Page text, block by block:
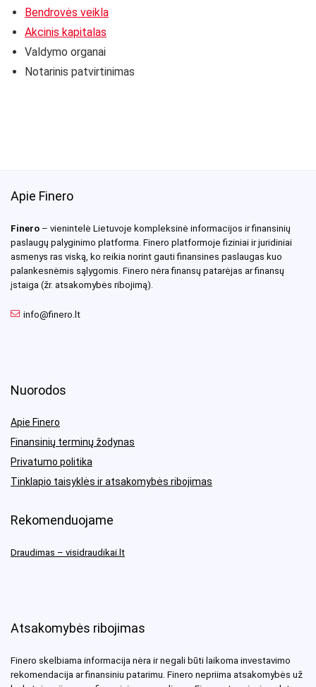
Bendrovės veikla
Akcinis kapitalas
Valdymo organai
Notarinis patvirtinimas
Apie Finero
Finero – vienintelė Lietuvoje kompleksinė informacijos ir finansinių
paslaugų palyginimo platforma. Finero platformoje fiziniai ir juridiniai
asmenys ras viską, ko reikia norint gauti finansines paslaugas kuo
palankesnėmis sąlygomis. Finero nėra finansų patarėjas ar finansų
įstaiga (žr. atsakomybės ribojimą).
info@finero.lt
Nuorodos
Apie Finero
Finansinių terminų žodynas
Privatumo politika
Tinklapio taisyklės ir atsakomybės ribojimas
Rekomenduojame
Draudimas – visidraudikai.lt
Atsakomybės ribojimas
Finero skelbiama informacija nėra ir negali būti laikoma investavimo
rekomendacija ar finansiniu patarimu. Finero nepriima atsakomybės už